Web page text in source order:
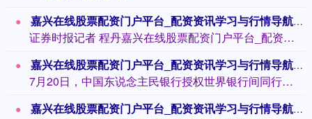
嘉兴在线股票配资门户平台_配资资讯学习与行情导航 股债联动 引金融“流水”滋养科技立异
证券时报记者 程丹嘉兴在线股票配资门户平台_配资资讯学习与行情导航 科技立异需要...
嘉兴在线股票配资门户平台_配资资讯学习与行情导航 7月LPR“按兵不动”流露什么信号 商场瞻望三季度可能会迎来降准
7月20日，中国东说念主民银行授权世界银行间同行拆借中心公布，2023年7月20...
嘉兴在线股票配资门户平台_配资资讯学习与行情导航 春节囤年货：有东谈主买整条火腿，有东谈主买几十只八宝饭……来不足吃完，如何办？